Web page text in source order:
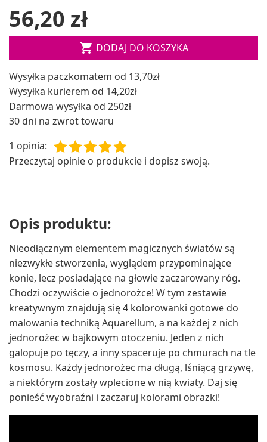
56,20 zł
 DODAJ DO KOSZYKA
Wysyłka paczkomatem od 13,70zł
Wysyłka kurierem od 14,20zł
Darmowa wysyłka od 250zł
30 dni na zwrot towaru
1 opinia:
Przeczytaj opinie o produkcie i dopisz swoją.
Opis produktu:
Nieodłącznym elementem magicznych światów są
niezwykłe stworzenia, wyglądem przypominające
konie, lecz posiadające na głowie zaczarowany róg.
Chodzi oczywiście o jednorożce! W tym zestawie
kreatywnym znajdują się 4 kolorowanki gotowe do
malowania techniką Aquarellum, a na każdej z nich
jednorożec w bajkowym otoczeniu. Jeden z nich
galopuje po tęczy, a inny spaceruje po chmurach na tle
kosmosu. Każdy jednorożec ma długą, lśniącą grzywę,
a niektórym zostały wplecione w nią kwiaty. Daj się
ponieść wyobraźni i zaczaruj kolorami obrazki!